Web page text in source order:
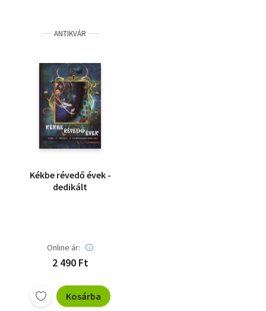
ANTIKVÁR
Kékbe révedő évek -
dedikált
Online ár:
2 490 Ft
Kosárba